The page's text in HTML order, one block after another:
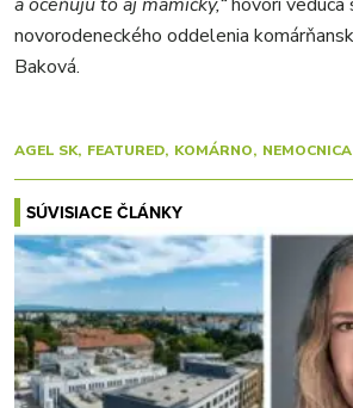
novorodeneckého oddelenia
Baková.
AGEL SK FEATURED KOMÁRNO
SÚVISIACE ČLÁNKY